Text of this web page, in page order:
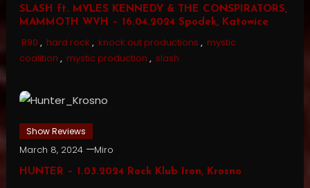
SLASH ft. MYLES KENNEDY & THE CONSPIRATORS,
MAMMOTH WVH – 16.04.2024 Spodek, Katowice
B90 , hard rock , knock out productions , mystic
coalition , mystic production , slash
Show Reviews
March 8, 2024 Miro
HUNTER – 1.03.2024 Rock Klub Iron, Krosno